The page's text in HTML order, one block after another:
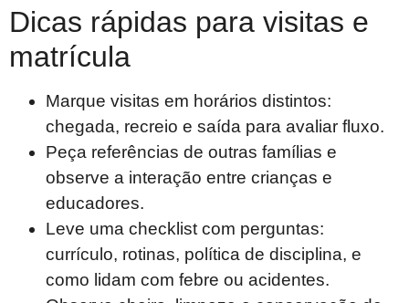
Dicas rápidas para visitas e
matrícula
Marque visitas em horários distintos:
chegada, recreio e saída para avaliar fluxo.
Peça referências de outras famílias e
observe a interação entre crianças e
educadores.
Leve uma checklist com perguntas:
currículo, rotinas, política de disciplina, e
como lidam com febre ou acidentes.